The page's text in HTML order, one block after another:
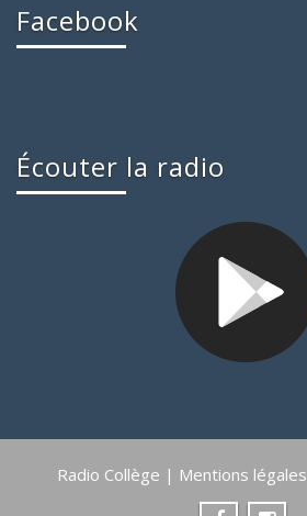
Facebook
Écouter la radio
Radio Collège | Mentions légales